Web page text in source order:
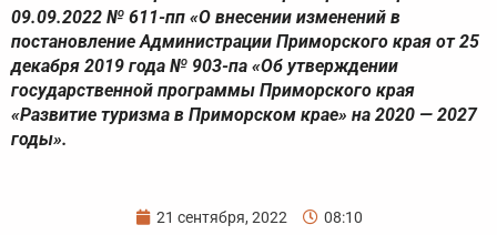
09.09.2022 № 611-пп «О внесении изменений в
постановление Администрации Приморского края от 25
декабря 2019 года № 903-па «Об утверждении
государственной программы Приморского края
«Развитие туризма в Приморском крае» на 2020 — 2027
годы».
21 сентября, 2022 08:10